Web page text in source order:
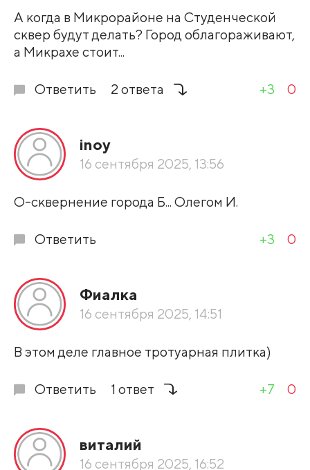
Развернуть все
А когда в Микрорайоне на Студенческой
сквер будут делать? Город облагораживают,
а Микрахе стоит...
Ответить 2 ответа +3 0
inoy
16 сентября 2025, 13:56
О-сквернение города Б... Олегом И.
Ответить +3 0
Фиалка
16 сентября 2025, 14:51
В этом деле главное тротуарная плитка)
Ответить 1 ответ +7 0
виталий
16 сентября 2025, 16:52